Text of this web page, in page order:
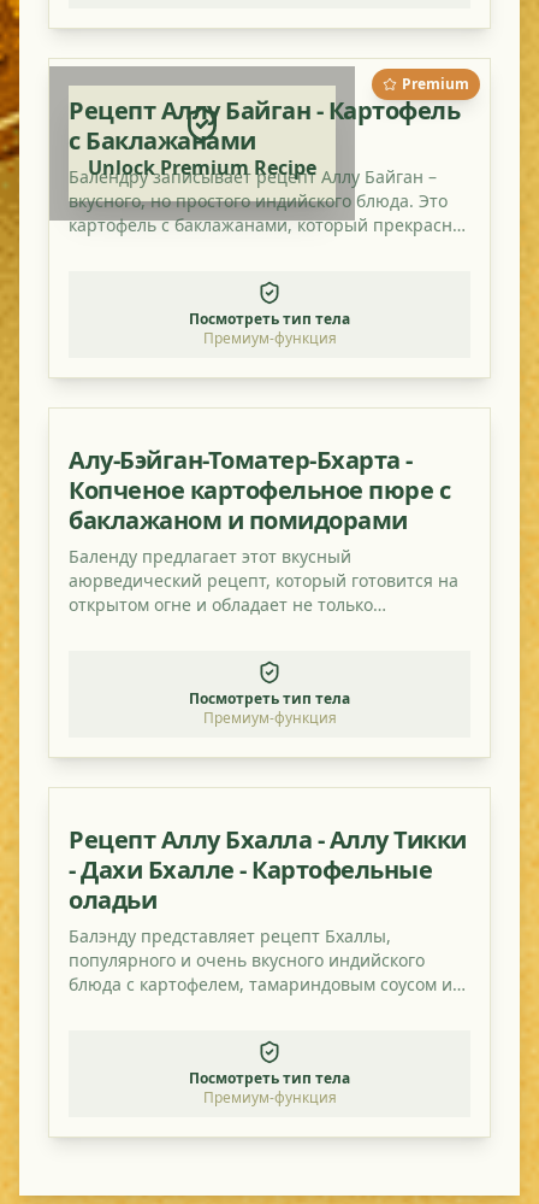
Premium
Unlock Premium Recipe
Рецепт Аллу Байган - Картофель
с Баклажанами
Балендру записывает рецепт Аллу Байган –
вкусного, но простого индийского блюда. Это
картофель с баклажанами, который прекрасно
Посмотреть тип тела
Премиум-функция
Алу-Бэйган-Томатер-Бхарта -
Копченое картофельное пюре с
баклажаном и помидорами
Баленду предлагает этот вкусный
аюрведический рецепт, который готовится на
открытом огне и обладает не только
Посмотреть тип тела
Премиум-функция
Рецепт Аллу Бхалла - Аллу Тикки
- Дахи Бхалле - Картофельные
оладьи
Балэнду представляет рецепт Бхаллы,
популярного и очень вкусного индийского
блюда с картофелем, тамариндовым соусом и
Посмотреть тип тела
Премиум-функция